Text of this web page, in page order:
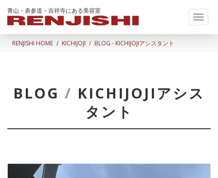
青山・表参道・吉祥寺にある美容室
RENJISHI HOME KICHIJOJI BLOG - KICHIJOJIアシスタント
BLOG / KICHIJOJIアシス
タント